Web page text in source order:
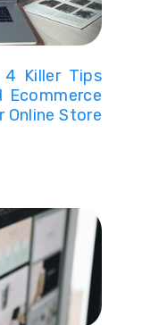
4 Killer Tips
Online Store